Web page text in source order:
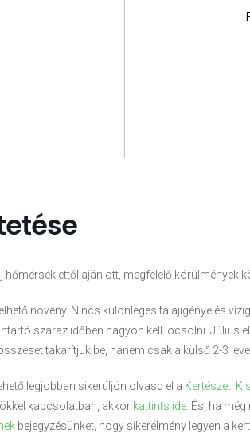
hőmérséklettől ajánlott, megfelelő körülmények
növény. Nincs különleges talajigénye és
száraz időben nagyon kell locsolni. Július
takarítjuk be, hanem csak a külső 2-3
legjobban sikerüljön olvasd el a Kertészeti
kapcsolatban, akkor kattints ide . És, ha
bejegyzésünket, hogy sikerélmény legyen a